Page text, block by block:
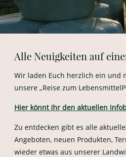
Alle Neuigkeiten auf
Wir laden Euch herzlich ein und
unsere „Reise zum
Hier könnt Ihr den aktuellen
Zu entdecken gibt es alle
Angeboten, neuen Produkten,
wieder etwas aus unserer